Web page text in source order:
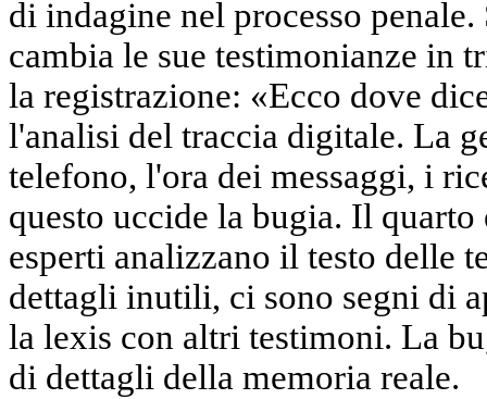
di indagine nel processo
cambia le sue testimonianze in
la registrazione: «Ecco dove
l'analisi del traccia digitale. La
telefono, l'ora dei messaggi, i
questo uccide la bugia. Il
esperti analizzano il testo delle
dettagli inutili, ci sono segni di
la lexis con altri testimoni. La
di dettagli della memoria reale.